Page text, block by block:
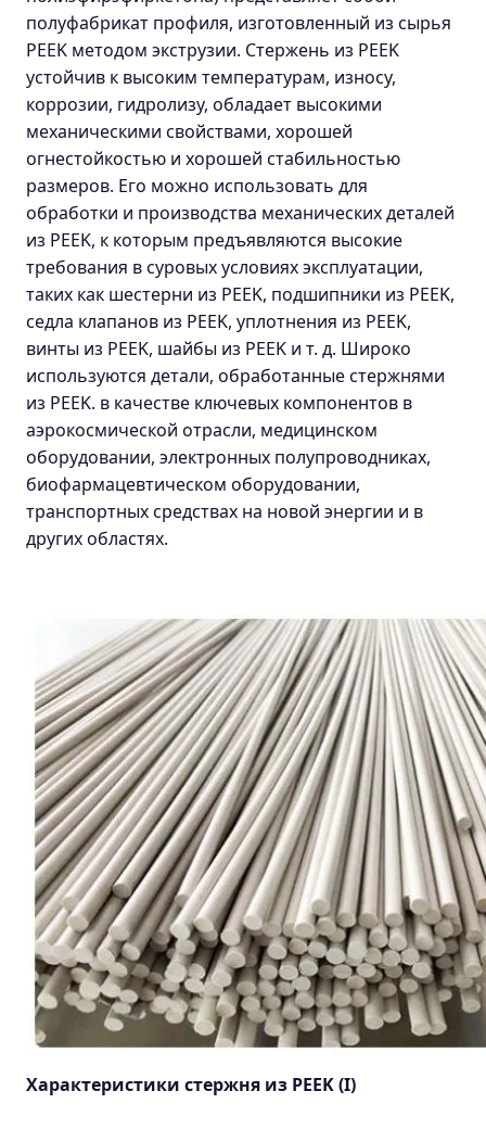
полуфабрикат профиля, изготовленный из сырья
PEEK методом экструзии. Стержень из PEEK
устойчив к высоким температурам, износу,
коррозии, гидролизу, обладает высокими
механическими свойствами, хорошей
огнестойкостью и хорошей стабильностью
размеров. Его можно использовать для
обработки и производства механических деталей
из PEEK, к которым предъявляются высокие
требования в суровых условиях эксплуатации,
таких как шестерни из PEEK, подшипники из PEEK,
седла клапанов из PEEK, уплотнения из PEEK,
винты из PEEK, шайбы из PEEK и т. д. Широко
используются детали, обработанные стержнями
из PEEK. в качестве ключевых компонентов в
аэрокосмической отрасли, медицинском
оборудовании, электронных полупроводниках,
биофармацевтическом оборудовании,
транспортных средствах на новой энергии и в
других областях.
Характеристики стержня из PEEK (I)